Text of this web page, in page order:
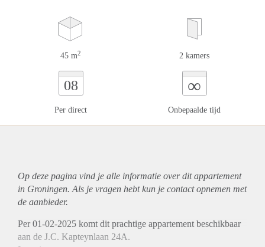
45 m2 2 kamers
08
Per direct
∞
Onbepaalde tijd
Op deze pagina vind je alle informatie over ditappartement
in Groningen. Als je vragen hebt kun je contact opnemen met
de aanbieder.
Per 01-02-2025 komt dit prachtige appartement beschikbaar
aan de J.C. Kapteynlaan 24A.